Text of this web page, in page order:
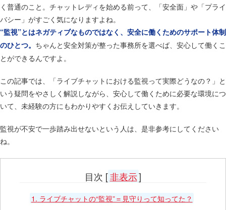
く普通のこと。チャットレディを始める前って、「安全面」や「プライ
バシー」がすごく気になりますよね。
“監視”とはネガティブなものではなく、安全に働くためのサポート体制
のひとつ。 ちゃんと安全対策が整った事務所を選べば、安心して働くこ
とができるんですよ。
この記事では、「ライブチャットにおける監視って実際どうなの？」と
いう疑問をやさしく解説しながら、安心して働くために必要な環境につ
いて、未経験の方にもわかりやすくお伝えしていきます。
監視が不安で一歩踏み出せないという人は、是非参考にしてください
ね。
目次 [非表示]
1. ライブチャットの“監視”＝見守りって知ってた？